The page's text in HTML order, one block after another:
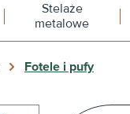
Stelaże
metalowe
Fotele i pufy